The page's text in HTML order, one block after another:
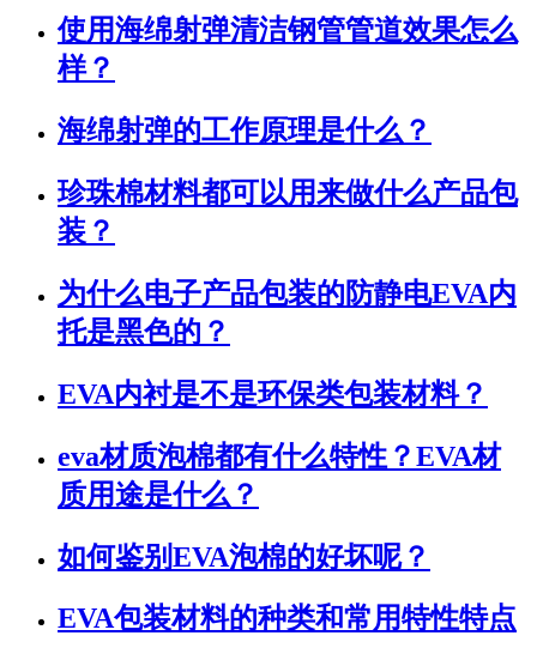
使用海绵射弹清洁钢管管道效果怎么
样？
海绵射弹的工作原理是什么？
珍珠棉材料都可以用来做什么产品包
装？
为什么电子产品包装的防静电EVA内
托是黑色的？
EVA内衬是不是环保类包装材料？
eva材质泡棉都有什么特性？EVA材
质用途是什么？
如何鉴别EVA泡棉的好坏呢？
EVA包装材料的种类和常用特性特点